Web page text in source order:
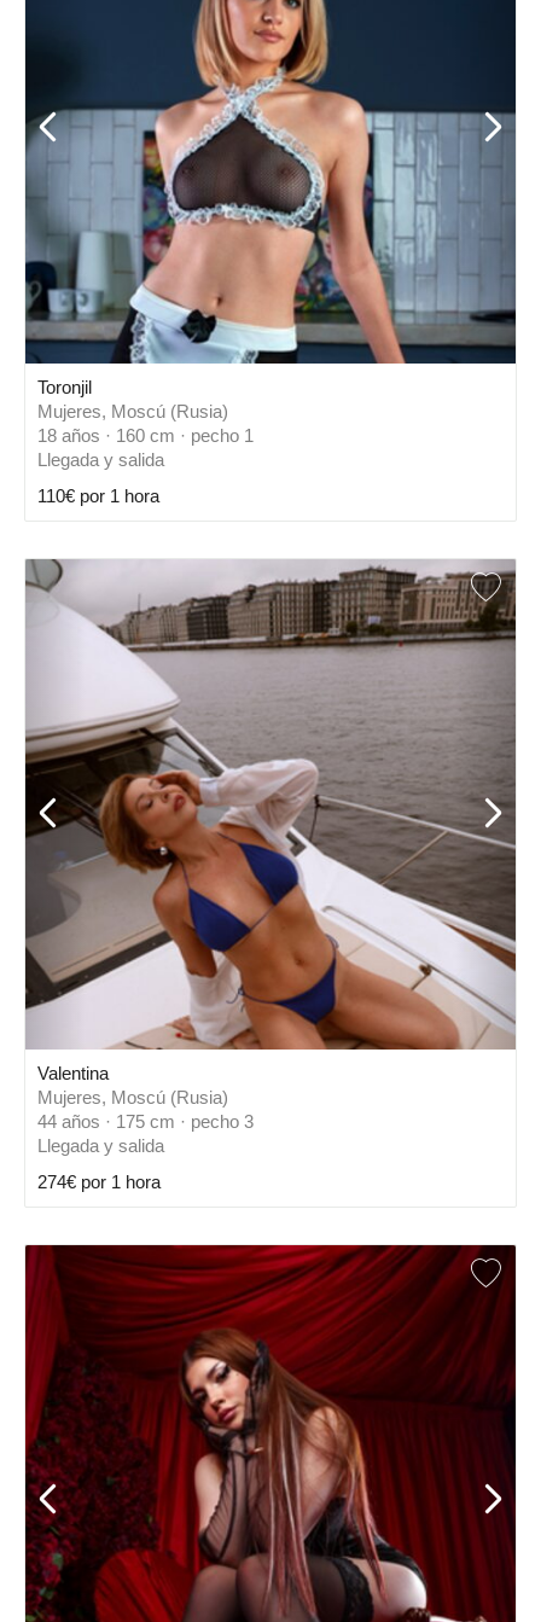
Toronjil
Mujeres, Moscú (Rusia)
18 años · 160 cm · pecho 1
Llegada y salida
110€ por 1 hora
Valentina
Mujeres, Moscú (Rusia)
44 años · 175 cm · pecho 3
Llegada y salida
274€ por 1 hora